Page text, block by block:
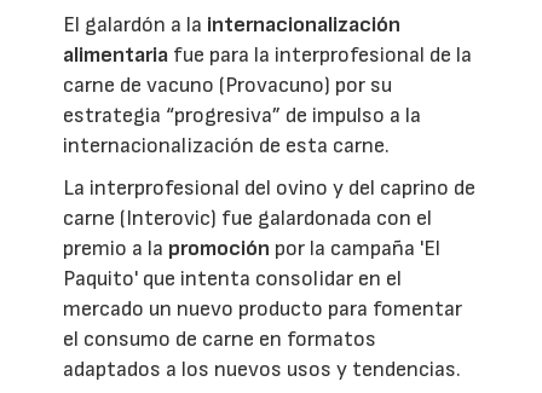
El galardón a la internacionalización
alimentaria fue para la interprofesional de la
carne de vacuno (Provacuno) por su
estrategia “progresiva” de impulso a la
internacionalización de esta carne.
La interprofesional del ovino y del caprino de
carne (Interovic) fue galardonada con el
premio a la promoción por la campaña 'El
Paquito' que intenta consolidar en el
mercado un nuevo producto para fomentar
el consumo de carne en formatos
adaptados a los nuevos usos y tendencias.